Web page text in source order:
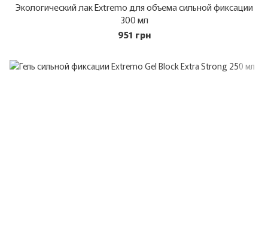
Экологический лак Extremo для объема сильной фиксации
300 мл
951 грн